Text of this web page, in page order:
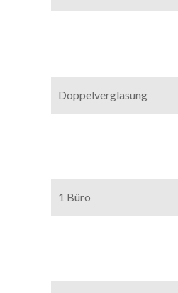
Doppelverglasung
1 Büro